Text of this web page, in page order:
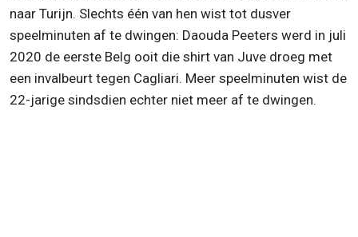
naar Turijn. Slechts één van hen wist tot dusver
speelminuten af te dwingen: Daouda Peeters werd in juli
2020 de eerste Belg ooit die shirt van Juve droeg met
een invalbeurt tegen Cagliari. Meer speelminuten wist de
22-jarige sindsdien echter niet meer af te dwingen.